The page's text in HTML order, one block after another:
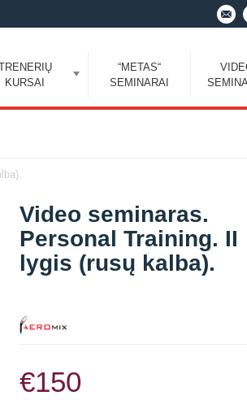
KURSAI
“METAS“
SEMINARAI
Video seminaras.
Personal Training. II
lygis (rusų kalba).
€150